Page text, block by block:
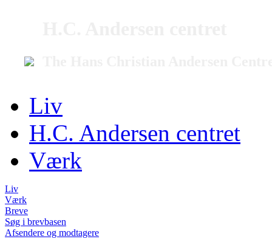
Liv
H.C. Andersen centret
Værk
Liv
Værk
Breve
Søg i brevbasen
Afsendere og modtagere